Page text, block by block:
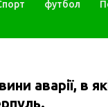
футбол
аварії, в